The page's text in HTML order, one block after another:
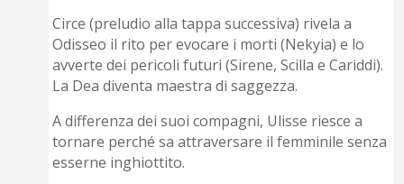
Circe (preludio alla tappa successiva) rivela a
Odisseo il rito per evocare i morti (Nekyia) e lo
avverte dei pericoli futuri (Sirene, Scilla e Cariddi).
La Dea diventa maestra di saggezza.
A differenza dei suoi compagni, Ulisse riesce a
tornare perché sa attraversare il femminile senza
esserne inghiottito.